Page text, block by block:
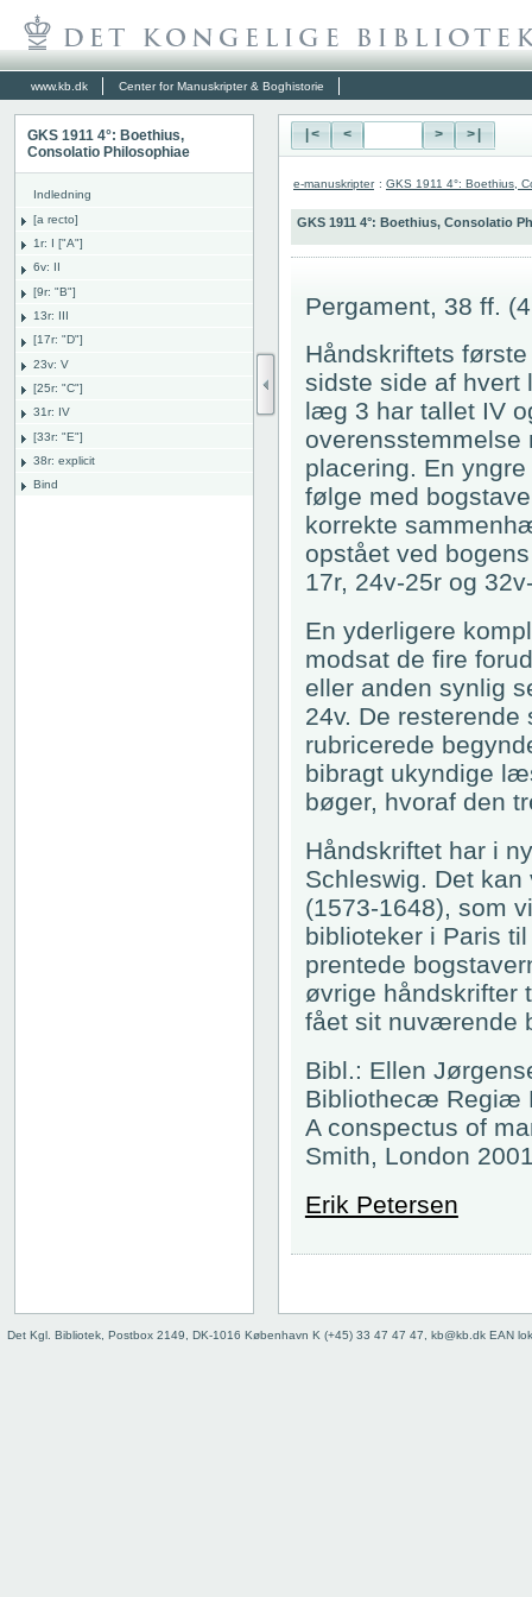
www.kb.dk Center for Manuskripter & Boghistorie
GKS 1911 4°: Boethius,
Consolatio Philosophiae
Indledning
[a recto]
1r: I ["A"]
6v: II
[9r: "B"]
13r: III
[17r: "D"]
23v: V
[25r: "C"]
31r: IV
[33r: "E"]
38r: explicit
Bind
|< < > >|
e-manuskripter : GKS 1911 4°: Boethius,
GKS 1911 4°: Boethius, Consolatio
Pergament, 38 ff.
Håndskriftets
sidste side af
læg 3 har tallet IV
placering. En
følge med
korrekte
opstået ved
17r, 24v-25r og
En yderligere
modsat de fire
eller anden synlig
24v. De
rubricerede
bibragt ukyndige
bøger, hvoraf den
Håndskriftet har i
Schleswig. Det
(1573-1648), som
biblioteker i Paris
prentede
øvrige håndskrifter
fået sit nuværende
Bibl.: Ellen
Bibliothecæ Regiæ
A conspectus of
Smith, London
Erik Petersen
Det Kgl. Bibliotek, Postbox 2149, DK-1016 København K (+45) 33 47 47 47, kb@kb.dk EAN